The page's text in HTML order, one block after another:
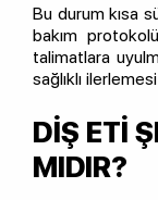
Bu durum kısa
bakım
talimatlara
sağlıklı
DIŞ ETI
MIDIR?